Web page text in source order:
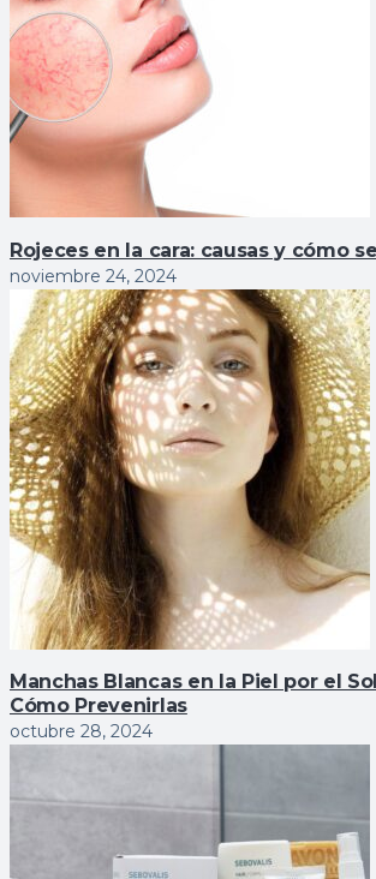
Rojeces en la cara: causas y cómo
noviembre 24, 2024
Manchas Blancas en la Piel por el
Cómo Prevenirlas
octubre 28, 2024